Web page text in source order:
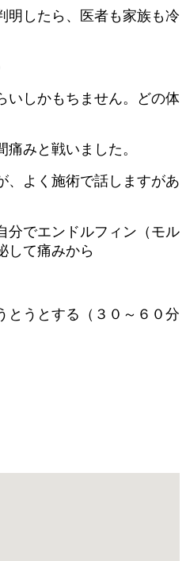
明したら、医者も家族も冷
いしかもちません。どの体
みと戦いました。
、よく施術で話しますがあ
分でエンドルフィン（モル
して痛みから
うとする（３０～６０分